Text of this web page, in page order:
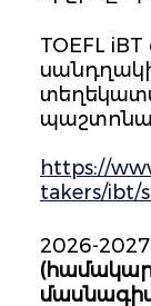
TOEFL
https://
takers/ibt/
2026-